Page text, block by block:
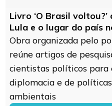
Livro ‘O Brasil
Lula e o lugar do país
Obra organizada pelo
reúne artigos de
cientistas políticos para
diplomacia e de
ambientais